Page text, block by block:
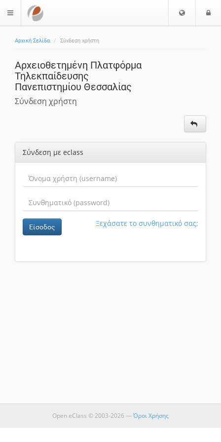
$langMenu
Επιλογή
Αρχική Σελίδα Σύνδεση χρήστη
Αρχειοθετημένη Πλατφόρμα
Τηλεκπαίδευσης
Πανεπιστημίου Θεσσαλίας
Σύνδεση χρήστη
Σύνδεση με eclass
Είσοδος Ξεχάσατε το συνθηματικό σας;
Open eClass © 2003-2026 —Όροι Χρήσης